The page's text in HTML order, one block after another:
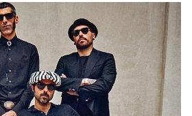
Abad Vila
TRIBUNA
y una crisis sanitaria